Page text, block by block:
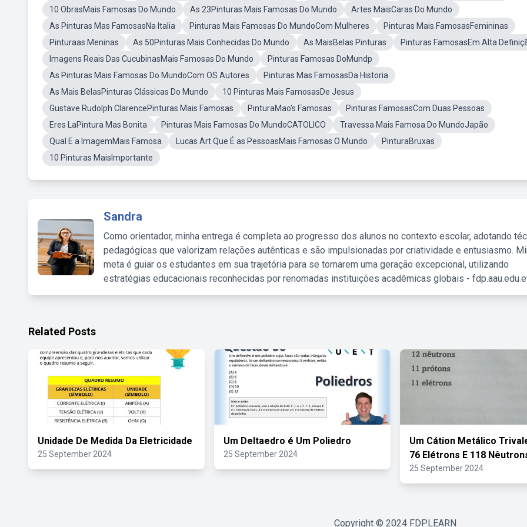
10 ObrasMais Famosas Do Mundo
As 23Pinturas Mais Famosas Do Mundo
Artes MaisCaras Do Mundo
As Pinturas Mas FamosasNa Italia
Pinturas Mais Famosas Do MundoCom Mulheres
Pinturas Mais FamosasFemininas
Pinturaas Meninas
As 50Pinturas Mais Conhecidas Do Mundo As MaisBelas Pinturas
Pinturas FamosasEm Alta
Imagens Reais Das CucubinasMais Famosas Do Mundo
Pinturas Famosas DoMundp
As Pinturas Mais Famosas Do MundoCom OS Autores
Pinturas Mas FamosasDa Historia
As Mais BelasPinturas Clássicas Do Mundo
10 Pinturas Mais FamosasDe Jesus
Gustave Rudolph ClarencePinturas Mais Famosas
PinturaMao's Famosas
Pinturas FamosasCom Duas Pessoas
Eres LaPintura Mas Bonita
Pinturas Mais Famosas Do MundoCATOLICO
Travessa Mais Famosa Do MundoJapão
Qual E a ImagemMais Famosa
Lucas Art Que É as PessoasMais Famosas O Mundo
PinturaBruxas
10 Pinturas MaisImportante
Sandra
Como orientador, minha entrega é completa ao progresso dos alunos no contexto escolar, adotando
pedagógicas que valorizam relações autênticas e são impulsionadas por criatividade e entusiasmo.
meta é guiar os estudantes em sua trajetória para se tornarem uma geração excepcional, utilizando
estratégias educacionais reconhecidas por renomadas instituições acadêmicas globais -
Related Posts
Unidade De Medida Da Eletricidade
25 September 2024
Um Deltaedro é Um Poliedro
25 September 2024
Um Cátion Metálico
76 Elétrons E 118
25 September 2024
Copyright © 2024 FDPLEARN